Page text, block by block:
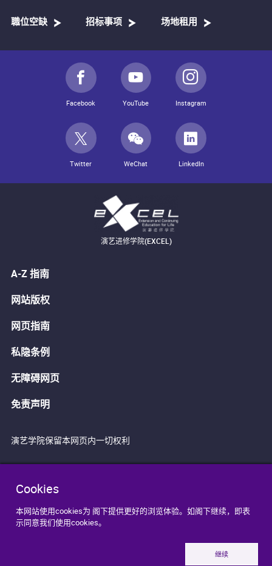
Cookies
本网站使用cookies为 阁下提供更好的浏览体验。如阁下继续，即表
示同意我们使用cookies。
继续
職位空缺 招标事项 场地租用
Facebook YouTube Instagram
Twitter WeChat LinkedIn
演艺进修学院(EXCEL)
A-Z 指南
网站版权
网页指南
私隐条例
无障碍网页
免责声明
演艺学院保留本网页内一切权利